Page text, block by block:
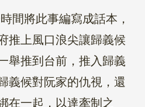
將此事編寫成話本，
推上風口浪尖讓歸義候
舉推到台前，推入歸義
義候對阮家的仇視，還
在一起，以達牽制之